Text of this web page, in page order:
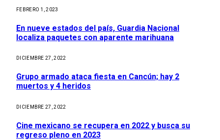
FEBRERO 1, 2023
En nueve estados del país, Guardia Nacional
localiza paquetes con aparente marihuana
DICIEMBRE 27, 2022
Grupo armado ataca fiesta en Cancún; hay 2
muertos y 4 heridos
DICIEMBRE 27, 2022
Cine mexicano se recupera en 2022 y busca su
regreso pleno en 2023